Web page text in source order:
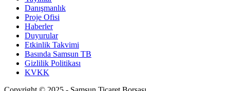
Danışmanlık
Proje Ofisi
Haberler
Duyurular
Etkinlik Takvimi
Basında Samsun TB
Gizlilik Politikası
KVKK